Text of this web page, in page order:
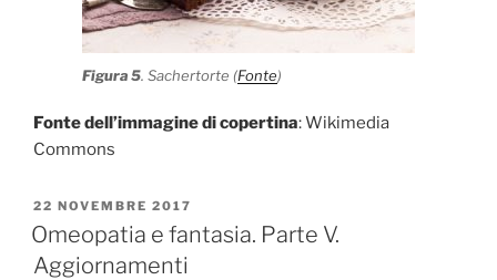
Figura 5. Sachertorte (Fonte)
Fonte dell’immagine di copertina: Wikimedia
Commons
PUBBLICATO
IL
22 NOVEMBRE 2017
Omeopatia e fantasia. Parte V.
Aggiornamenti